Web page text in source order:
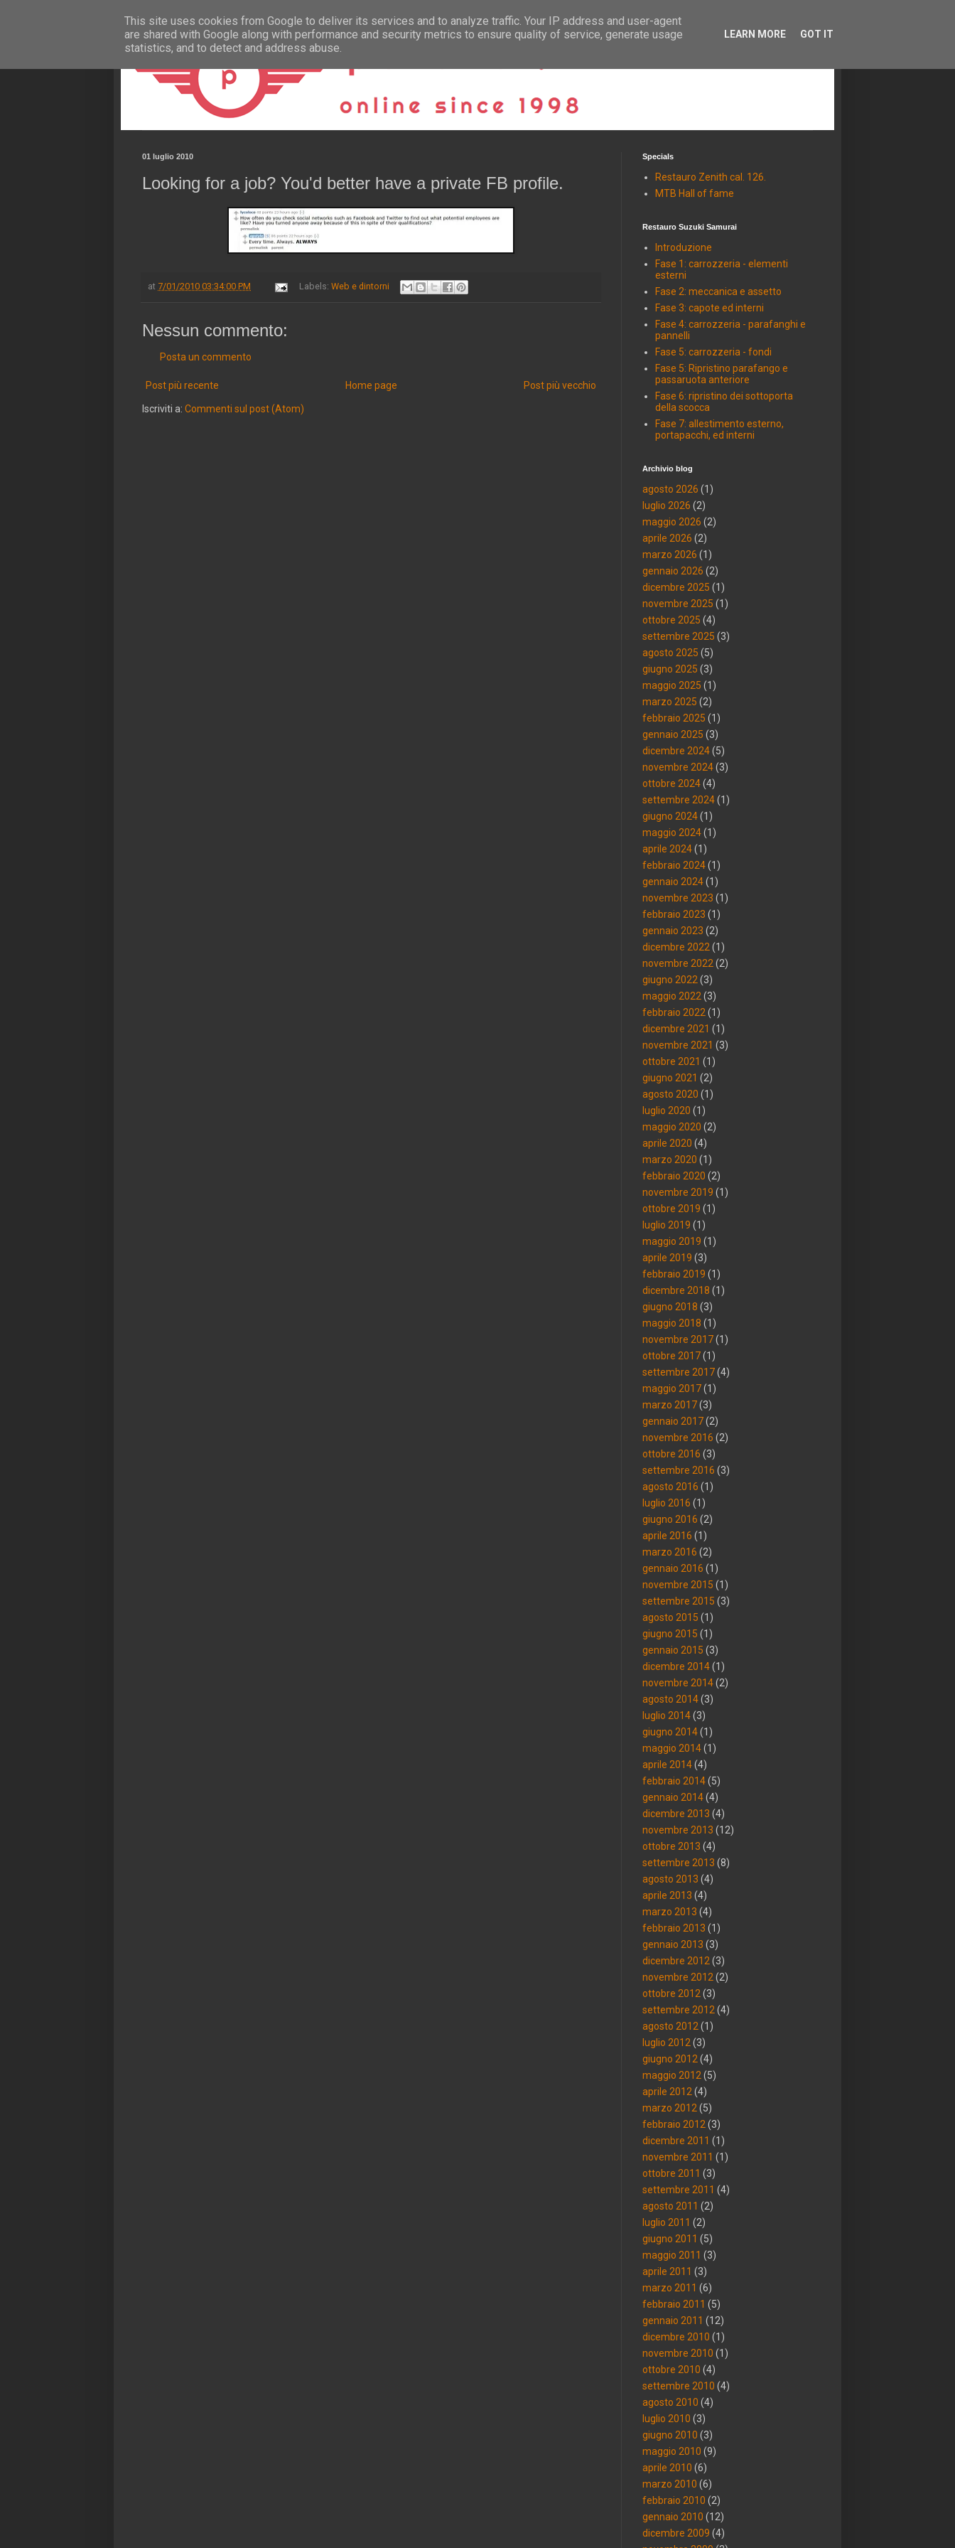
01 luglio 2010
Looking for a job? You'd better have a private FB profile.
at 7/01/2010 03:34:00 PM Labels:Web e dintorni
Nessun commento:
Posta un commento
Post più recente Post più vecchio
Home page
Iscriviti a: Commenti sul post (Atom)
Specials
Restauro Zenith cal. 126.
MTB Hall of fame
Restauro Suzuki Samurai
Introduzione
Fase 1: carrozzeria - elementi
esterni
Fase 2: meccanica e assetto
Fase 3: capote ed interni
Fase 4: carrozzeria - parafanghi e
pannelli
Fase 5: carrozzeria - fondi
Fase 5: Ripristino parafango e
passaruota anteriore
Fase 6: ripristino dei sottoporta
della scocca
Fase 7: allestimento esterno,
portapacchi, ed interni
Archivio blog
agosto 2026 (1)
luglio 2026 (2)
maggio 2026 (2)
aprile 2026 (2)
marzo 2026 (1)
gennaio 2026 (2)
dicembre 2025 (1)
novembre 2025 (1)
ottobre 2025 (4)
settembre 2025 (3)
agosto 2025 (5)
giugno 2025 (3)
maggio 2025 (1)
marzo 2025 (2)
febbraio 2025 (1)
gennaio 2025 (3)
dicembre 2024(5)
novembre 2024(3)
ottobre 2024(4)
settembre 2024(1)
giugno 2024(1)
maggio 2024(1)
aprile 2024(1)
febbraio 2024(1)
gennaio 2024(1)
novembre 2023 (1)
febbraio 2023 (1)
gennaio 2023 (2)
dicembre 2022 (1)
novembre 2022 (2)
giugno 2022 (3)
maggio 2022 (3)
febbraio 2022 (1)
dicembre 2021 (1)
novembre 2021 (3)
ottobre 2021 (1)
giugno 2021 (2)
agosto 2020 (1)
luglio 2020 (1)
maggio 2020 (2)
aprile 2020 (4)
marzo 2020 (1)
febbraio 2020 (2)
novembre 2019 (1)
ottobre 2019 (1)
luglio 2019 (1)
maggio 2019 (1)
aprile 2019 (3)
febbraio 2019 (1)
dicembre 2018 (1)
giugno 2018 (3)
maggio 2018 (1)
novembre 2017(1)
ottobre 2017(1)
settembre 2017(4)
maggio 2017(1)
marzo 2017(3)
gennaio 2017(2)
novembre 2016 (2)
ottobre 2016 (3)
settembre 2016 (3)
agosto 2016 (1)
luglio 2016 (1)
giugno 2016 (2)
aprile 2016 (1)
marzo 2016 (2)
gennaio 2016 (1)
novembre 2015 (1)
settembre 2015 (3)
agosto 2015 (1)
giugno 2015 (1)
gennaio 2015 (3)
dicembre 2014(1)
novembre 2014(2)
agosto 2014(3)
luglio 2014(3)
giugno 2014(1)
maggio 2014(1)
aprile 2014(4)
febbraio 2014(5)
gennaio 2014(4)
dicembre 2013 (4)
novembre 2013 (12)
ottobre 2013 (4)
settembre 2013 (8)
agosto 2013 (4)
aprile 2013 (4)
marzo 2013 (4)
febbraio 2013 (1)
gennaio 2013 (3)
dicembre 2012 (3)
novembre 2012 (2)
ottobre 2012 (3)
settembre 2012 (4)
agosto 2012 (1)
luglio 2012 (3)
giugno 2012 (4)
maggio 2012 (5)
aprile 2012 (4)
marzo 2012 (5)
febbraio 2012 (3)
dicembre 2011 (1)
novembre 2011 (1)
ottobre 2011 (3)
settembre 2011 (4)
agosto 2011 (2)
luglio 2011 (2)
giugno 2011 (5)
maggio 2011 (3)
aprile 2011 (3)
marzo 2011 (6)
febbraio 2011 (5)
gennaio 2011 (12)
dicembre 2010 (1)
novembre 2010 (1)
ottobre 2010 (4)
settembre 2010 (4)
agosto 2010 (4)
luglio 2010 (3)
giugno 2010 (3)
maggio 2010 (9)
aprile 2010 (6)
marzo 2010 (6)
febbraio 2010 (2)
gennaio 2010 (12)
dicembre 2009 (4)
This site uses cookies from Google to deliver its services and to analyze traffic. Your IP address and user-agent
are shared with Google along with performance and security metrics to ensure quality of service, generate usage
statistics, and to detect and address abuse.
LEARN MORE GOT IT